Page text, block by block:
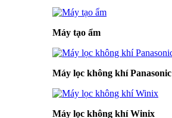
Máy tạo ẩm
Máy lọc không khí Panasonic
Máy lọc không khí Winix